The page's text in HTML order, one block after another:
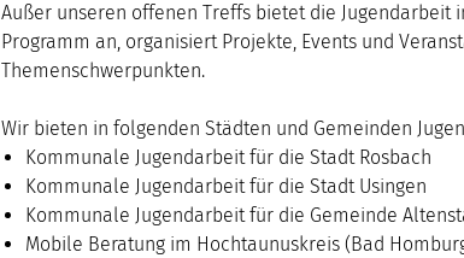
Außer unseren offenen Treffs bietet die Jugendarbeit
Programm an, organisiert Projekte, Events und
Themenschwerpunkten.
Wir bieten in folgenden Städten und Gemeinden
Kommunale Jugendarbeit für die Stadt Rosbach
Kommunale Jugendarbeit für die Stadt Usingen
Kommunale Jugendarbeit für die Gemeinde
Mobile Beratung im Hochtaunuskreis (Bad